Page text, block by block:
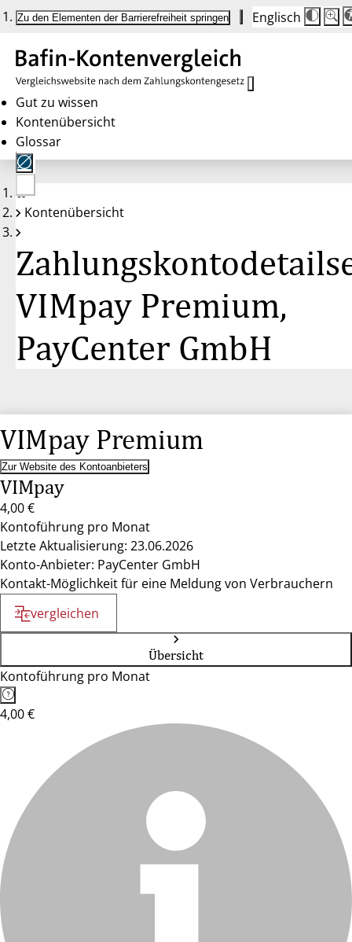
Zu den Elementen der Barrierefreiheit springen Englisch
Die
auf
100
100
Gut zu wissen
Kontenübersicht
Glossar
Keine
Konten
Kontenübersicht
VIMpay Premium,
PayCenter GmbH
VIMpay Premium
Zur Website des Kontoanbieters
VIMpay
4,00 €
Kontoführung pro Monat
Letzte Aktualisierung: 23.06.2026
Konto-Anbieter: PayCenter GmbH
Kontakt-Möglichkeit für eine Meldung von Verbrauchern
vergleichen
Übersicht
Kontoführung pro Monat
4,00 €